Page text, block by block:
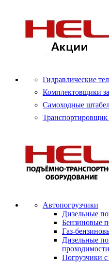
Гидравлические
Комплектовщики
Самоходные
Транспортировщик
Автопогрузчики
Дизельные
Бензиновые
Газ-
Дизельные
проходимости
Погрузчики с